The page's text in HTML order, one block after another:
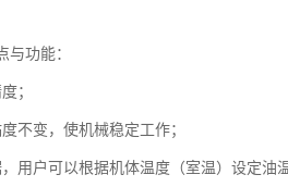
功能：
；
不变，使机械稳定工作；
用户可以根据机体温度（室温）设定油